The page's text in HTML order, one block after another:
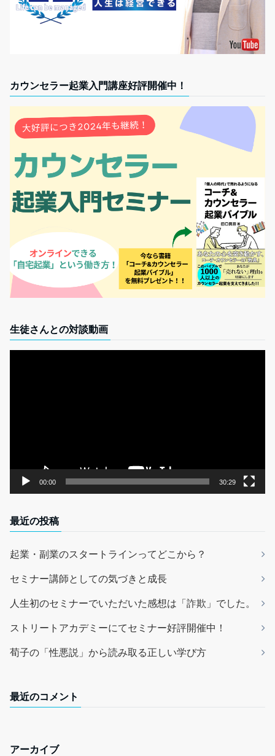
カウンセラー起業入門講座好評開催中！
生徒さんとの対談動画
00:00 30:29
最近の投稿
起業・副業のスタートラインってどこから？
セミナー講師としての気づきと成長
人生初のセミナーでいただいた感想は「詐欺」でした。
ストリートアカデミーにてセミナー好評開催中！
荀子の「性悪説」から読み取る正しい学び方
最近のコメント
アーカイブ